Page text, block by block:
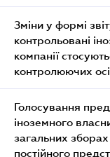
Зміни у формі
контрольовані
компанії
контролюючих
Голосування
іноземного
загальних
постійного